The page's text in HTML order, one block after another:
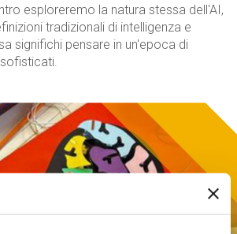
esploreremo la natura stessa dell'AI,
tradizionali di intelligenza e
significhi pensare in un'epoca di